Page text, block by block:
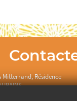
Mitterrand, Résidence